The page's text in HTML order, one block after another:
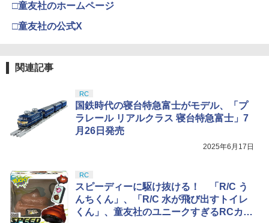
□童友社のホームページ
□童友社の公式X
関連記事
RC
国鉄時代の寝台特急富士がモデル、「プ
ラレール リアルクラス 寝台特急富士」7
月26日発売
2025年6月17日
RC
スピーディーに駆け抜ける！ 「R/C う
んちくん」、「R/C 水が飛び出すトイレ
くん」、童友社のユニークすぎるRCカー